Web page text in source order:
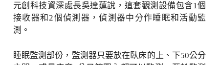
元創科技資深處長吳達蓮說，這套觀測設備包含1個
接收器和2個偵測器，偵測器中分作睡眠和活動監
測。
睡眠監測部份，監測器只要放在臥床的上、下50公分